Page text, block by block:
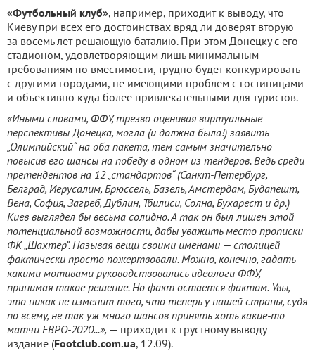
«Футбольный клуб», например, приходит к выводу, что
Киеву при всех его достоинствах вряд ли доверят вторую
за восемь лет решающую баталию. При этом Донецку с его
стадионом, удовлетворяющим лишь минимальным
требованиям по вместимости, трудно будет конкурировать
с другими городами, не имеющими проблем с гостиницами
и объективно куда более привлекательными для туристов.
«Иными словами, ФФУ, трезво оценивая виртуальные
перспективы Донецка, могла (и должна была!) заявить
„Олимпийский“ на оба пакета, тем самым значительно
повысив его шансы на победу в одном из тендеров. Ведь среди
претендентов на 12 „стандартов“ (Санкт-Петербург,
Белград, Иерусалим, Брюссель, Базель, Амстердам, Будапешт,
Вена, София, Загреб, Дублин, Тбилиси, Солна, Бухарест и др.)
Киев выглядел бы весьма солидно. А так он был лишен этой
потенциальной возможности, дабы уважить место прописки
ФК „Шахтер“. Называя вещи своими именами — столицей
фактически просто пожертвовали. Можно, конечно, гадать —
какими мотивами руководствовались идеологи ФФУ,
принимая такое решение. Но факт остается фактом. Увы,
это никак не изменит того, что теперь у нашей страны, судя
по всему, не так уж много шансов принять хоть какие-то
матчи ЕВРО-2020...», — приходит к грустному выводу
издание (Footclub.com.ua, 12.09).